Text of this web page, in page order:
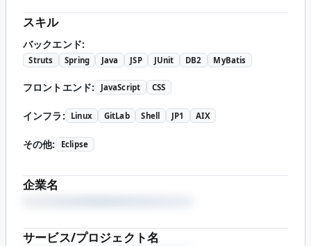
スキル
バックエンド:
Struts Spring Java JSP JUnit DB2 MyBatis
フロントエンド: JavaScript CSS
インフラ: Linux GitLab Shell JP1 AIX
その他: Eclipse
企業名
サービス/プロジェクト名